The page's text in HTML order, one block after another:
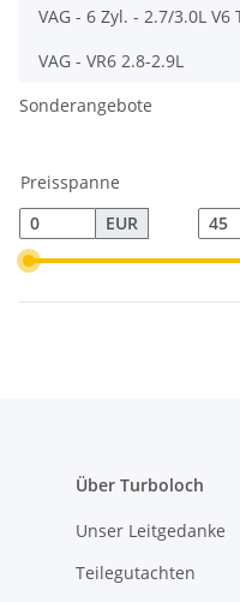
VAG - 6 Zyl. - 2.7/3.0L V6
VAG - VR6 2.8-2.9L
Sonderangebote
Preisspanne
EUR
Über Turboloch
Unser Leitgedanke
Teilegutachten